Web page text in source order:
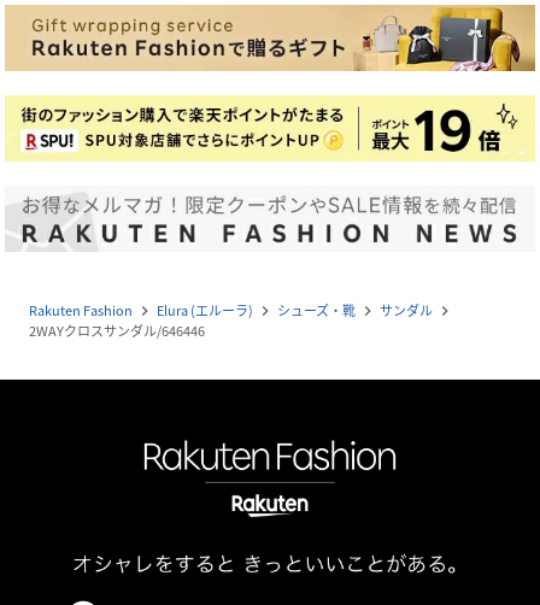
Rakuten Fashion navigate_next Elura (エルーラ) navigate_next シューズ・靴 navigate_next サンダル navigate_next
2WAYクロスサンダル/646446